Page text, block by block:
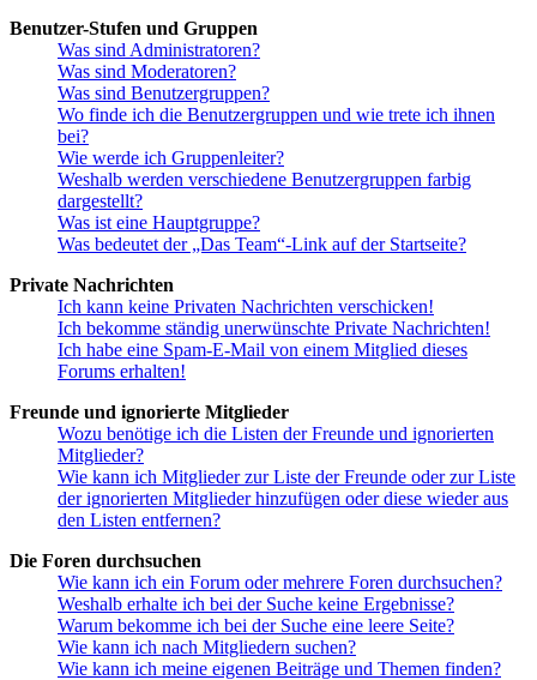
Benutzer-Stufen und Gruppen
Was sind Administratoren?
Was sind Moderatoren?
Was sind Benutzergruppen?
Wo finde ich die Benutzergruppen und wie trete ich ihnen
bei?
Wie werde ich Gruppenleiter?
Weshalb werden verschiedene Benutzergruppen farbig
dargestellt?
Was ist eine Hauptgruppe?
Was bedeutet der „Das Team“-Link auf der Startseite?
Private Nachrichten
Ich kann keine Privaten Nachrichten verschicken!
Ich bekomme ständig unerwünschte Private Nachrichten!
Ich habe eine Spam-E-Mail von einem Mitglied dieses
Forums erhalten!
Freunde und ignorierte Mitglieder
Wozu benötige ich die Listen der Freunde und ignorierten
Mitglieder?
Wie kann ich Mitglieder zur Liste der Freunde oder zur Liste
der ignorierten Mitglieder hinzufügen oder diese wieder aus
den Listen entfernen?
Die Foren durchsuchen
Wie kann ich ein Forum oder mehrere Foren durchsuchen?
Weshalb erhalte ich bei der Suche keine Ergebnisse?
Warum bekomme ich bei der Suche eine leere Seite?
Wie kann ich nach Mitgliedern suchen?
Wie kann ich meine eigenen Beiträge und Themen finden?